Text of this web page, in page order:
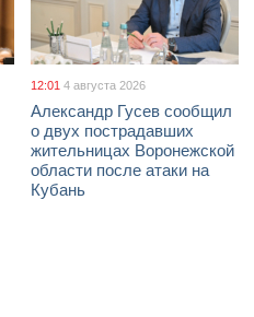
12:01 4 августа 2026
Александр Гусев сообщил
о двух пострадавших
жительницах Воронежской
области после атаки на
Кубань